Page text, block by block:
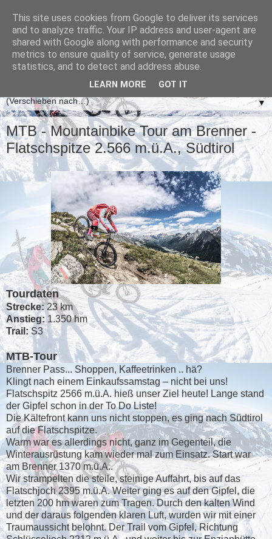
▼
MTB - Mountainbike Tour am Brenner -
Flatschspitze 2.566 m.ü.A., Südtirol
Tourdaten
Strecke:23 km
Anstieg:1.350 hm
Trail:S3
MTB-Tour
Brenner Pass... Shoppen, Kaffeetrinken .. hä?
Klingt nach einem Einkaufssamstag – nicht bei uns!
Flatschspitz 2566 m.ü.A. hieß unser Ziel heute! Lange stand
der Gipfel schon in der To Do Liste!
Die Kältefront kann uns nicht stoppen, es ging nach Südtirol
auf die Flatschspitze.
Warm war es allerdings nicht, ganz im Gegenteil, die
Winterausrüstung kam wieder mal zum Einsatz. Start war
am Brenner 1370 m.ü.A..
Wir strampelten die steile, steinige Auffahrt, bis auf das
Flatschjoch 2395 m.ü.A. Weiter ging es auf den Gipfel, die
letzten 200 hm waren zum Tragen. Durch den kalten Wind
und der daraus folgenden klaren Luft, wurden wir mit einer
Traumaussicht belohnt. Der Trail vom Gipfel, Richtung
This site uses cookies from Google to deliver its services
and to analyze traffic. Your IP address and user-agent are
shared with Google along with performance and security
metrics to ensure quality of service, generate usage
statistics, and to detect and address abuse.
LEARN MORE GOT IT